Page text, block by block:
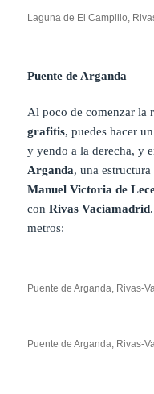
Laguna de El Campillo,
Puente de Arganda
Al poco de comenzar la
grafitis, puedes hacer
y yendo a la derecha, y
Arganda, una
Manuel Victoria de
conRivas Vaciamadrid
metros:
Puente de Arganda, Rivas-
Puente de Arganda, Rivas-